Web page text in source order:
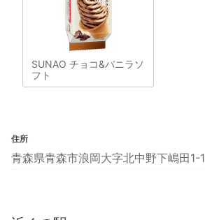
SUNAO チョコ&バニラソ
フト
住所
青森県青森市浪岡大字北中野下嶋田1-1